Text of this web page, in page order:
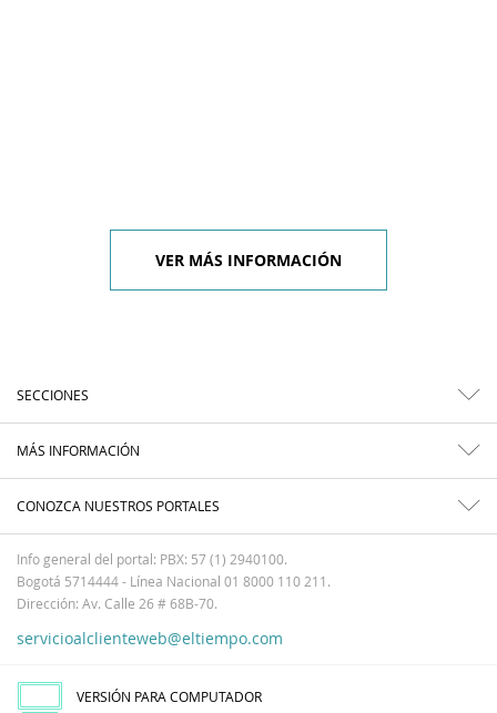
VER MÁS INFORMACIÓN
SECCIONES
MÁS INFORMACIÓN
CONOZCA NUESTROS PORTALES
Info general del portal: PBX: 57 (1) 2940100.
Bogotá 5714444 - Línea Nacional 01 8000 110 211.
Dirección: Av. Calle 26 # 68B-70.
servicioalclienteweb@eltiempo.com
VERSIÓN PARA COMPUTADOR